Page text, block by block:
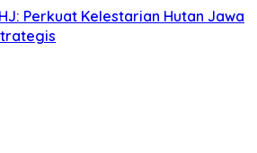
Perkuat Kelestarian Hutan Jawa